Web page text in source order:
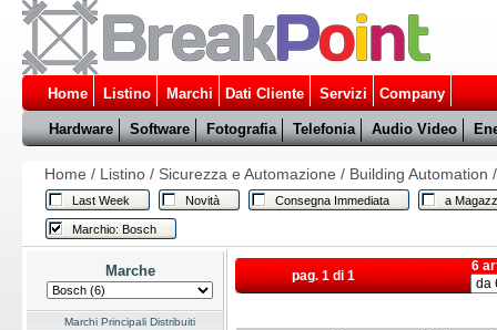
Home Listino Marchi Dati Cliente Servizi Company
Hardware Software Fotografia Telefonia Audio Video
Home / Listino/ Sicurezza e Automazione / Building Automation
Last Week Novità Consegna Immediata a
Marchio: Bosch
Marche
Marchi Principali Distribuiti
pag. 1 di 1
6